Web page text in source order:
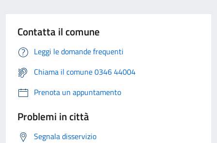
Contatta il comune
Leggi le domande frequenti
Chiama il comune 0346 44004
Prenota un appuntamento
Problemi in città
Segnala disservizio